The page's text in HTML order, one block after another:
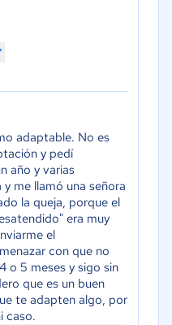
adaptable. No es
y pedí
año y varias
me llamó una señora
la queja, porque el
era muy
el
con que no
o 5 meses y sigo sin
que es un buen
te adapten algo, por
caso.